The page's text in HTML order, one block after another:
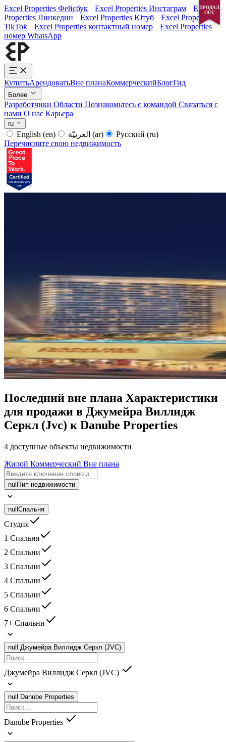
Excel Properties Фейсбук Excel Properties Инстаграм
Excel
Properties Линкедин
Excel Properties Ютуб
Excel Properties
TikTok
Excel Properties контактный номер
Excel Properties
номер WhatsApp
КупитьАрендоватьВне планаКоммерческийБлогГид
Более
Разработчики Области Познакомьтесь с командой Связаться с
нами О нас Карьера
ru
English (en) (ar) Русский (ru)
Перечислите свою недвижимость
Последний вне плана Характеристики
для продажи в Джумейра Виллидж
Серкл (Jvc) к Danube Properties
4 доступные объекты недвижимости
Жилой Коммерческий Вне плана
null Тип недвижимости
null Спальня
Студия
1 Спальня
2 Спальни
3 Спальни
4 Спальни
5 Спальни
6 Спальни
7+ Спальни
null Джумейра Виллидж Серкл (JVC)
Джумейра Виллидж Серкл (JVC)
null Danube Properties
Danube Properties
ПРОДАЛ
OUT